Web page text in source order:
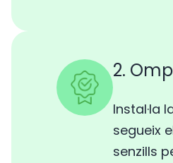
2.
Instal·la
segueix
senzills